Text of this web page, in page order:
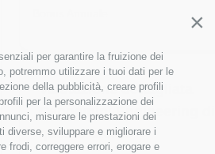
per garantire la fruizione dei
potremmo utilizzare i tuoi dati per le
della pubblicità, creare profili
per la personalizzazione dei
misurare le prestazioni dei
diverse, sviluppare e migliorare i
frodi, correggere errori, erogare e
Valutazione dettagliata
Capgemini Engineering di
questo utente